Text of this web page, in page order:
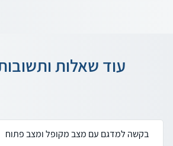
עוד שאלות
בקשה למדגם עם מצב מקופל ומצב פתוח